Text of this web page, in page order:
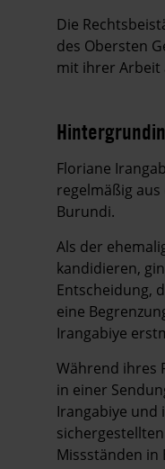
Die
des Obersten
mit ihrer Arbeit
Hintergrund
Floriane
regelmäßig
Burundi.
Als der
kandidieren,
Entscheidung,
eine
Irangabiye
Während ihres
in einer
Irangabiye und
Missständen